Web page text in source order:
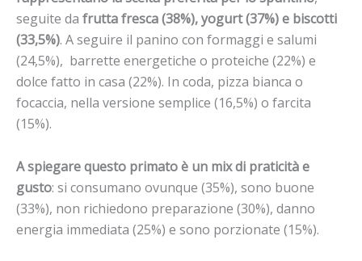
seguite da frutta fresca (38%), yogurt (37%) e biscotti
(33,5%). A seguire il panino con formaggi e salumi
(24,5%), barrette energetiche o proteiche (22%) e
dolce fatto in casa (22%). In coda, pizza bianca o
focaccia, nella versione semplice (16,5%) o farcita
(15%).
A spiegare questo primato è un mix di praticità e
gusto: si consumano ovunque (35%), sono buone
(33%), non richiedono preparazione (30%), danno
energia immediata (25%) e sono porzionate (15%).